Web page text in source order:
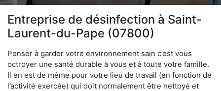
Entreprise de désinfection à Saint-
Laurent-du-Pape (07800)
Penser à garder votre environnement sain c’est vous
octroyer une santé durable à vous et à toute votre famille.
Il en est de même pour votre lieu de travail (en fonction de
l’activité exercée) qui doit normalement être nettoyé et